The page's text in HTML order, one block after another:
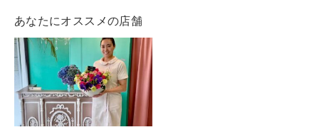
あなたにオススメの店舗